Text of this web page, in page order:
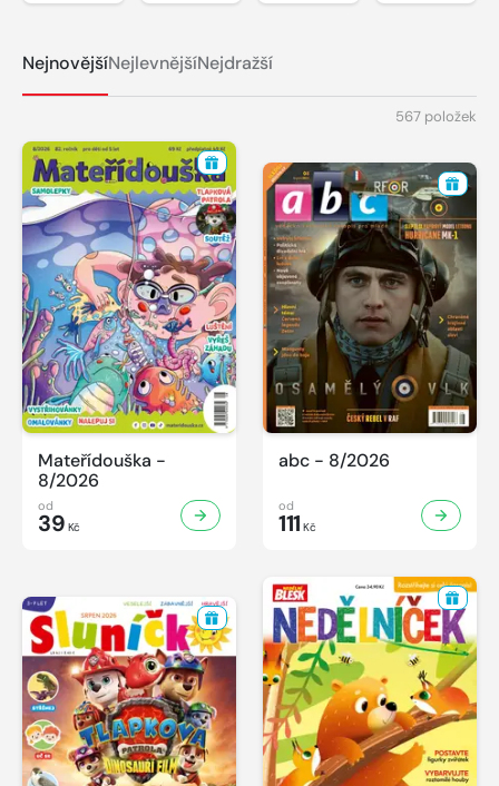
NejnovějšíNejlevnějšíNejdražší
567 položek
Mateřídouška -
8/2026
od
39 Kč
abc - 8/2026
od
111 Kč